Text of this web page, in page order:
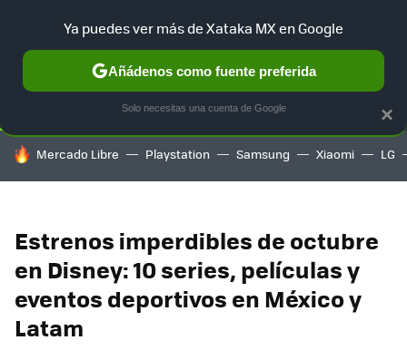
SELECCIÓN GAMING HOME AUTO TERRITORIO
HOY SE HABLA DE
Mercado Libre Playstation Samsung Xiaomi LG
Estrenos imperdibles de octubre
en Disney: 10 series, películas y
eventos deportivos en México y
Latam
×
Ya puedes ver más de Xataka MX en Google
Añádenos como fuente preferida
Solo necesitas una cuenta de Google